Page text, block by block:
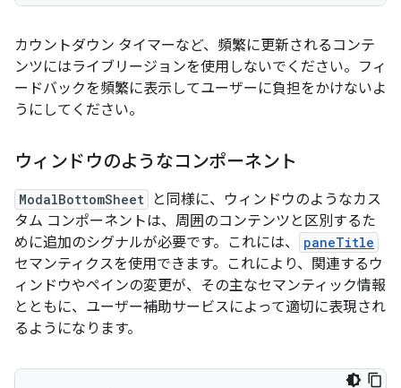
カウントダウン タイマーなど、頻繁に更新されるコンテ
ンツにはライブリージョンを使用しないでください。フィ
ードバックを頻繁に表示してユーザーに負担をかけないよ
うにしてください。
ウィンドウのようなコンポーネント
ModalBottomSheet
と同様に、ウィンドウのようなカス
タム コンポーネントは、周囲のコンテンツと区別するた
めに追加のシグナルが必要です。これには、
paneTitle
セマンティクスを使用できます。これにより、関連するウ
ィンドウやペインの変更が、その主なセマンティック情報
とともに、ユーザー補助サービスによって適切に表現され
るようになります。